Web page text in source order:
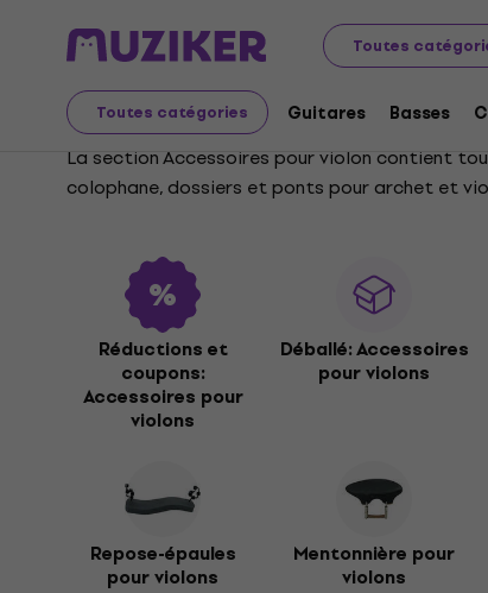
Toutes
Toutes catégories Guitares Basses
Instruments de musique Cordes Accessoires
Accessoires pour
La section Accessoires pour violon contient
colophane, dossiers et ponts pour archet et
Réductions et
coupons:
Accessoires pour
violons
Déballé: Accessoires
pour violons
Repose-épaules
pour violons
Mentonnière pour
violons